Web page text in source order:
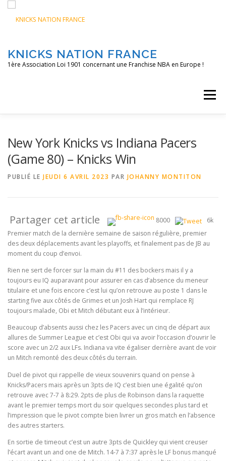
contenu
KNICKS NATION FRANCE
1ère Association Loi 1901 concernant une Franchise NBA en Europe !
Menu
New York Knicks vs Indiana Pacers
(Game 80) – Knicks Win
PUBLIÉ LE JEUDI 6 AVRIL 2023 PAR JOHANNY MONTITON
Partager cet article 8000
6k
Premier match de la dernière semaine de saison régulière, premier
des deux déplacements avant les playoffs, et finalement pas de JB au
moment du coup d’envoi.
Rien ne sert de forcer sur la main du #11 des bockers mais il y a
toujours eu IQ auparavant pour assurer en cas d’absence du meneur
titulaire et une fois encore c’est lui qu’on retrouve au poste 1 dans le
starting five aux côtés de Grimes et un Josh Hart qui remplace RJ
toujours malade, Obi et Mitch débutant eux à l’intérieur.
Beaucoup d’absents aussi chez les Pacers avec un cinq de départ aux
allures de Summer League et c’est Obi qui va avoir l’occasion d’ouvrir le
score avec un 2/2 aux LFs. Indiana va vite égaliser derrière avant de voir
un Mitch remonté des deux côtés du terrain.
Duel de pivot qui rappelle de vieux souvenirs quand on pense à
Knicks/Pacers mais après un 3pts de IQ c’est bien une égalité qu’on
retrouve avec 7-7 à 8:29. 2pts de plus de Robinson dans la raquette
avant le premier temps mort du soir quelques secondes plus tard et
l’impression que le pivot compte bien livrer un gros match en l’absence
des autres starters.
En sortie de timeout c’est un autre 3pts de Quickley qui vient creuser
l’écart avant un and one de Mitch. 14-7 à 7:37 après le LF bonus manqué